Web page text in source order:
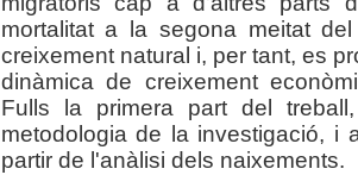
mortalitat a la segona meitat
creixement natural i, per tant, es
dinàmica de creixement
Fulls la primera part del
metodologia de la investigació, i
partir de l'anàlisi dels naixements.